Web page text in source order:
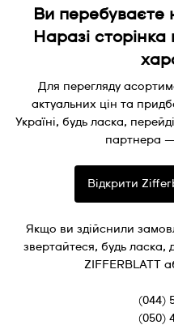
Ви перебуваєте
Наразі
Для перегляду
актуальних цін та
Україні, будь ласка,
партнера —
Відкрити
Якщо ви здійснили
звертайтеся, будь ласка,
ZIFFERBLATT
(044)
(050)